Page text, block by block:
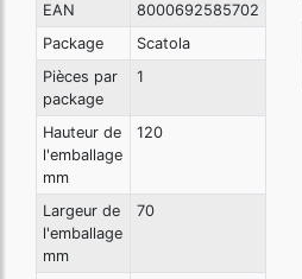
EAN
8000692585702
Package
Scatola
Pièces par
package
1
Hauteur de
l'emballage
mm
120
Largeur de
l'emballage
mm
70